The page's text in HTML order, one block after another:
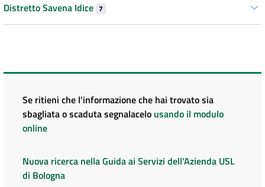
Distretto Savena Idice 7
Se ritieni che l'informazione che hai trovato sia
sbagliata o scaduta segnalacelo usando il modulo
online
Nuova ricerca nella Guida ai Servizi dell'Azienda USL
di Bologna